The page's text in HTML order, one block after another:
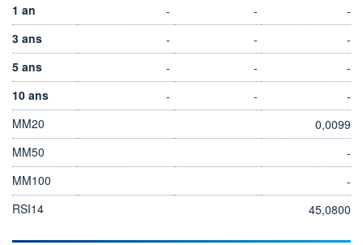
1 an
- -
-
3 ans
- -
-
5 ans
- -
-
10 ans
- -
-
MM20
0,0099
MM50
-
MM100
-
RSI14
45,0800